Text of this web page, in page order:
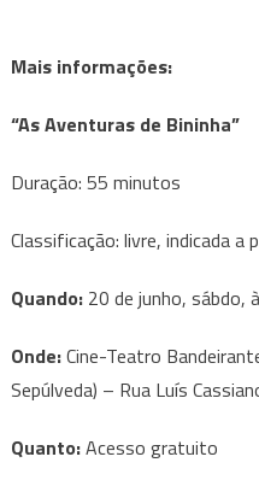
Mais informações:
“As Aventuras de Bininha”
Duração: 55 minutos
Classificação: livre, indicada a
Quando: 20 de junho, sábdo,
Onde:Cine-Teatro
Sepúlveda) – Rua Luís
Quanto:Acesso gratuito